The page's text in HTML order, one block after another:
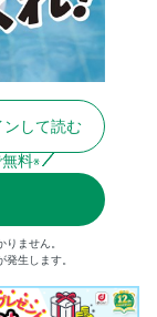
ンして読む
料※
ません。
生します。